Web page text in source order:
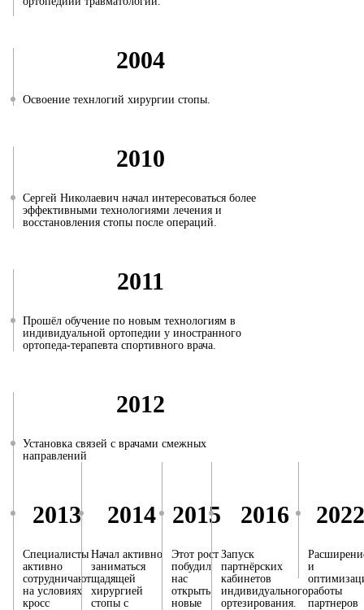
2004
Освоение технлогий хирургии стопы.
2010
Сергей Николаевич начал интересоваться более
эффективными технологиями лечения и
восстановления стопы после операций.
2011
Прошёл обучение по новым технологиям в
индивидуальной ортопедии у иностранного
ортопеда-терапевта спортивного врача.
2012
Установка связей с врачами смежных
направлений
2013
Специалисты
активно
сотрудничают
на условиях
кросс
2014
Начал активно
заниматься
щадящей
хирургией
стопы с
2015
Этот рост
побудил
нас
открыть
новые
2016
Запуск
партнёрских
кабинетов
индивидуального
ортезирования.
2022
и
работы
партнеров